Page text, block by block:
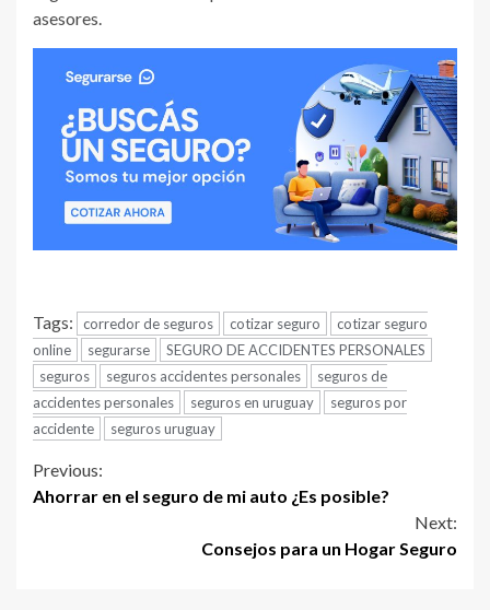
asesores.
Tags: corredor de seguros cotizar seguro
cotizar seguro
online
segurarse
SEGURO DE ACCIDENTES PERSONALES
seguros
seguros accidentes personales
seguros de
accidentes personales
seguros en uruguay
seguros por
accidente
seguros uruguay
Continue
Previous:
Ahorrar en el seguro de mi auto ¿Es posible?
Next:
Consejos para un Hogar Seguro